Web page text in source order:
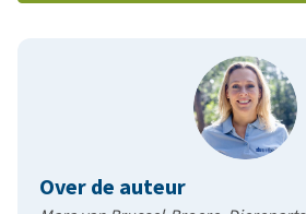
Over de auteur